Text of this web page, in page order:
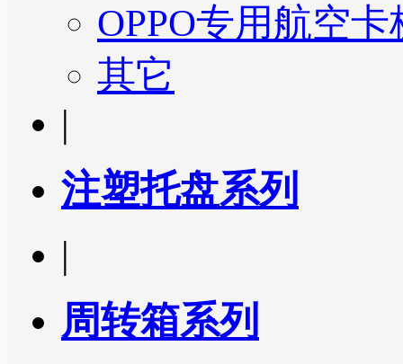
OPPO专用航空卡
其它
|
注塑托盘系列
|
周转箱系列